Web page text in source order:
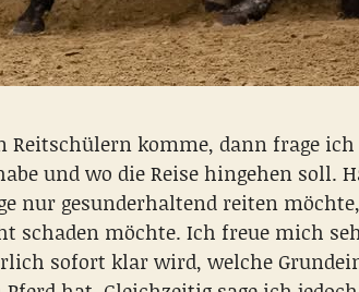
Reitschülern komme, dann frage
und wo die Reise hingehen soll.
nur gesunderhaltend reiten
schaden möchte. Ich freue mich
sofort klar wird, welche